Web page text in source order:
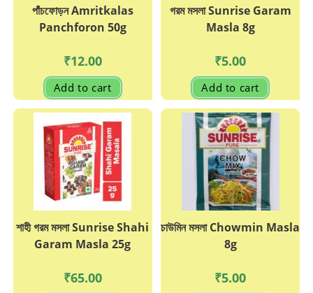
পাঁচফোড়ন Amritkalas
Panchforon 50g
₹12.00
Add to cart
গরম মসলা Sunrise Garam
Masla 8g
₹5.00
Add to cart
শাহী গরম মসলা Sunrise Shahi
Garam Masla 25g
₹65.00
চাউমিন মসলা Chowmin Masla
8g
₹5.00